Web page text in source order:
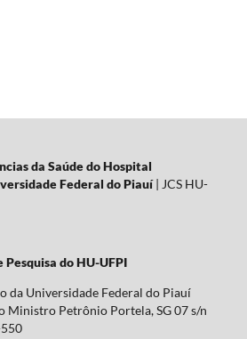
da Saúde do Hospital
Federal do Piauí| JCS HU-
Pesquisa do HU-UFPI
da Universidade Federal do Piauí
Ministro Petrônio Portela, SG 07 s/n